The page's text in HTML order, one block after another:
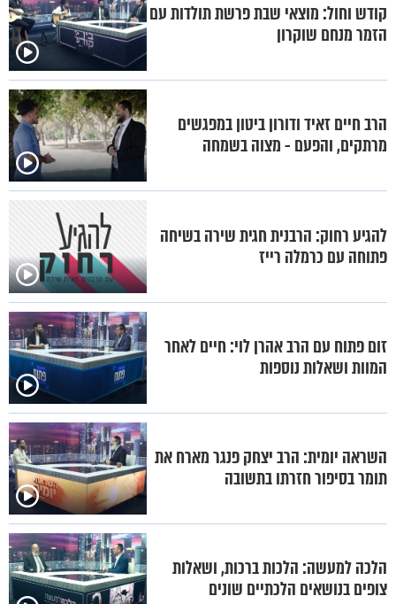
קודש וחול: מוצאי שבת פרשת תולדות עם
הזמר מנחם שוקרון
הרב חיים זאיד ודורון ביטון במפגשים
מרתקים, והפעם - מצוה בשמחה
להגיע רחוק: הרבנית חגית שירה בשיחה
פתוחה עם כרמלה רייז
זום פתוח עם הרב אהרן לוי: חיים לאחר
המוות ושאלות נוספות
השראה יומית: הרב יצחק פנגר מארח את
תומר בסיפור חזרתו בתשובה
הלכה למעשה: הלכות ברכות, ושאלות
צופים בנושאים הלכתיים שונים